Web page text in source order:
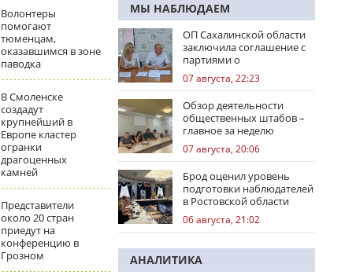
Волонтеры
помогают
тюменцам,
оказавшимся в зоне
паводка
В Смоленске
создадут
крупнейший в
Европе кластер
огранки
драгоценных
камней
Представители
около 20 стран
приедут на
конференцию в
Грозном
МЫ НАБЛЮДАЕМ
ОП Сахалинской области
заключила соглашение с
партиями о
сотрудничестве на
выборах
07 августа, 22:23
Обзор деятельности
общественных штабов –
главное за неделю
07 августа, 20:06
Брод оценил уровень
подготовки наблюдателей
в Ростовской области
06 августа, 21:02
АНАЛИТИКА